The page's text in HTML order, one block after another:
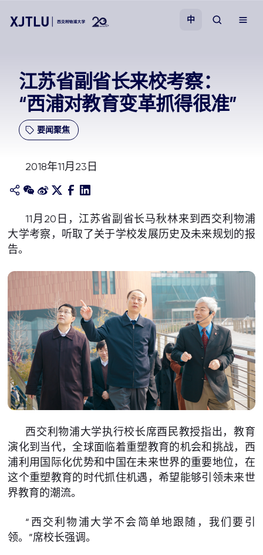
招生
科研
学院
关于我们
中
江苏省副省长来校考察：
“西浦对教育变革抓得很准”
要闻聚焦
2018年11月23日
11月20日，江苏省副省长马秋林来到西交利物浦
大学考察，听取了关于学校发展历史及未来规划的报
告。
西交利物浦大学执行校长席酉民教授指出，教育
演化到当代，全球面临着重塑教育的机会和挑战，西
浦利用国际化优势和中国在未来世界的重要地位，在
这个重塑教育的时代抓住机遇，希望能够引领未来世
界教育的潮流。
“西交利物浦大学不会简单地跟随，我们要引
领。”席校长强调。